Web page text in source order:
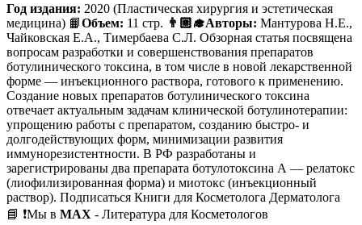
Год издания: 2020 (Пластическая хирургия и эстетическая
медицина) 📙Объем: 11 стр. 👨🏼‍🎓Авторы: Мантурова Н.Е.,
Чайковская Е.А., Тимербаева С.Л. Обзорная статья посвящена
вопросам разработки и совершенствования препаратов
ботулинического токсина, в том числе в новой лекарственной
форме — инъекционного раствора, готового к применению.
Создание новых препаратов ботулинического токсина
отвечает актуальным задачам клинической ботулинотерапии:
упрощению работы с препаратом, созданию быстро- и
долгодействующих форм, минимизации развития
иммунорезистентности. В РФ разработаны и
зарегистрированы два препарата ботулотоксина А — релатокс
(лиофилизированная форма) и миотокс (инъекционный
раствор). Подписаться Книги для Косметолога Дерматолога
📘 ❗️Мы в MAX - Литература для Косметологов